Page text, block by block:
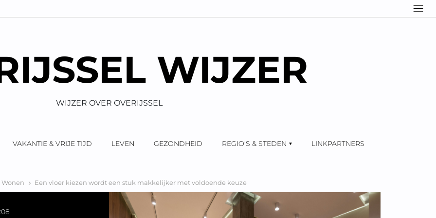
WIJZER
WIJZER OVER OVERIJSSEL
VAKANTIE & VRIJE TIJD LEVEN GEZONDHEID REGIO’S & STEDEN LINKPARTNERS
Wonen Een vloer kiezen wordt een stuk makkelijker met voldoende keuze